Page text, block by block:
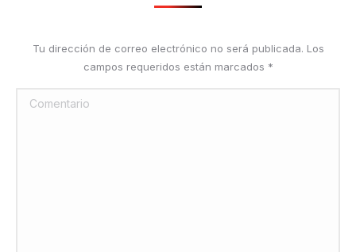
Tu dirección de correo electrónico no será publicada. Los
campos requeridos están marcados *
Comentario